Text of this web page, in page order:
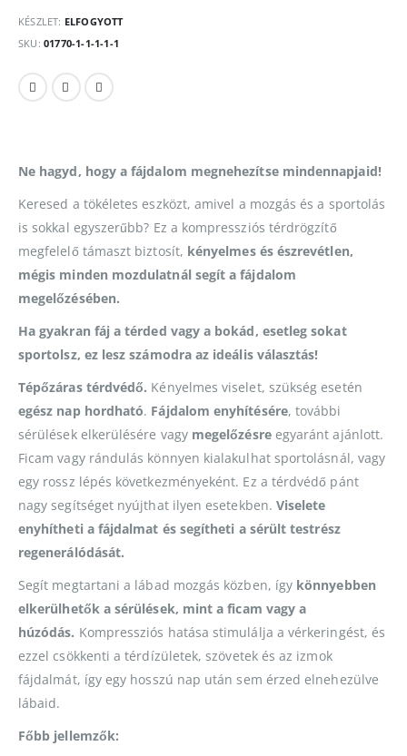
KÉSZLET: ELFOGYOTT
SKU: 01770-1-1-1-1-1
Ne hagyd, hogy a fájdalom megnehezítse mindennapjaid!
Keresed a tökéletes eszközt, amivel a mozgás és a sportolás
is sokkal egyszerűbb? Ez a kompressziós térdrögzítő
megfelelő támaszt biztosít, kényelmes és észrevétlen,
mégis minden mozdulatnál segít a fájdalom
megelőzésében.
Ha gyakran fáj a térded vagy a bokád, esetleg sokat
sportolsz, ez lesz számodra az ideális választás!
Tépőzáras térdvédő. Kényelmes viselet, szükség esetén
egész nap hordható. Fájdalom enyhítésére, további
sérülések elkerülésére vagy megelőzésre egyaránt ajánlott.
Ficam vagy rándulás könnyen kialakulhat sportolásnál, vagy
egy rossz lépés következményeként. Ez a térdvédő pánt
nagy segítséget nyújthat ilyen esetekben. Viselete
enyhítheti a fájdalmat és segítheti a sérült testrész
regenerálódását.
Segít megtartani a lábad mozgás közben, így könnyebben
elkerülhetők a sérülések, mint a ficam vagy a
húzódás. Kompressziós hatása stimulálja a vérkeringést, és
ezzel csökkenti a térdízületek, szövetek és az izmok
fájdalmát, így egy hosszú nap után sem érzed elnehezülve
lábaid.
Főbb jellemzők: